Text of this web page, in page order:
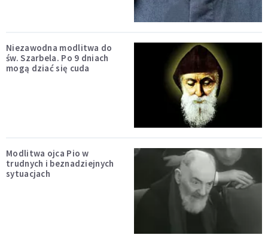
Niezawodna modlitwa do
św. Szarbela. Po 9 dniach
mogą dziać się cuda
Modlitwa ojca Pio w
trudnych i beznadziejnych
sytuacjach